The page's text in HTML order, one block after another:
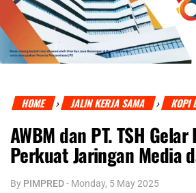
HOME › JALIN KERJA SAMA › KOPI
AWBM dan PT. TSH
Perkuat Jaringan Media
By PIMPRED- Monday, 5 May 2025